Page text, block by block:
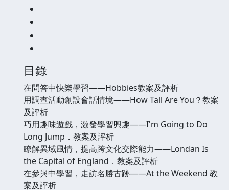
目錄
在問答中快樂學習——Hobbies教案及評析
用調查活動創設會話情境——How Tall Are You？教案
及評析
巧用趣味遊戲，激發學習興趣——I'm Going to Do
Long Jump．教案及評析
瞭解異域風情，提高跨文化交際能力——Londan Is
the Capital of England．教案及評析
在參與中學習，走訪名勝古跡——At the Weekend 教
案及評析